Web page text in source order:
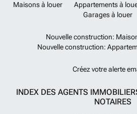
Maisons à louer Appartements à
Garages à louer
Nouvelle construction:
Nouvelle construction:
Créez votre alerte
INDEX DES AGENTS
NOTAIRES